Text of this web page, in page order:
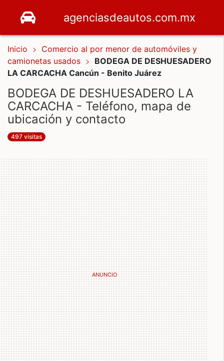
agenciasdeautos.com.mx
Inicio
Comercio al por menor de automóviles y
camionetas usados
BODEGA DE DESHUESADERO
LA CARCACHA Cancún - Benito Juárez
BODEGA DE DESHUESADERO LA
CARCACHA - Teléfono, mapa de
ubicación y contacto
497 visitas